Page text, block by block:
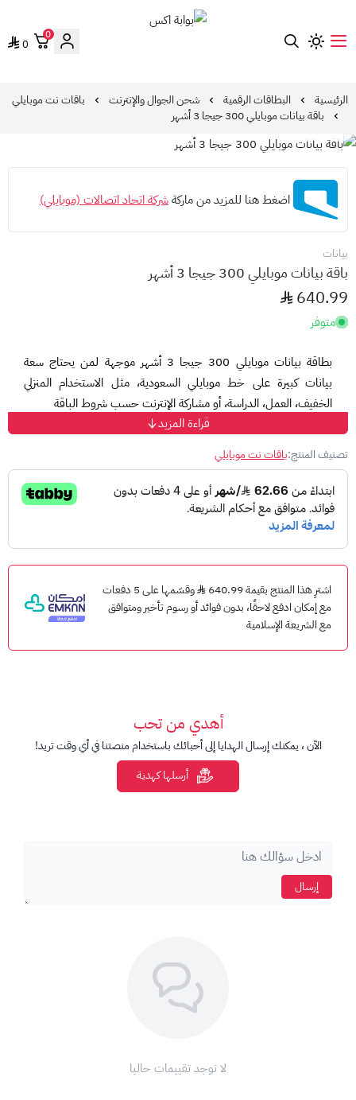
0
0
الرئيسية البطاقات الرقمية شحن الجوال والإنترنت
باقات نت موبايلي
باقة بيانات موبايلي 300 جيجا 3 أشهر
اضغط هنا للمزيد من ماركةشركة اتحاد اتصالات (موبايلي)
بيانات
باقة بيانات موبايلي 300 جيجا 3 أشهر
640.99
متوفر
بطاقة بيانات موبايلي 300 جيجا 3 أشهر موجهة لمن يحتاج سعة
بيانات كبيرة على خط موبايلي السعودية، مثل الاستخدام المنزلي
الخفيف، العمل، الدراسة، أو مشاركة الإنترنت حسب شروط الباقة
طريقة شحن بطاقة بيانات موبايلي:
افتح لوحة الاتصال في الجوال.
اكتب الكود التالي: *1400*رقم بطاقة الشحن#
اضغط اتصال.
انتظر رسالة تأكيد الشحن من موبايلي.
لشرح طريقة الشحن بالتفصيل:
اقرأ المقالة:دليل بطاقات بيانات موبايلي وطريقة الشحن
قراءة المزيد
تصنيف المنتج:باقات نت موبايلي
اشترِ هذا المنتج بقيمة 640.99
وقسّمها على 5 دفعات
مع إمكان ادفع لاحقًا، بدون فوائد أو رسوم تأخير ومتوافق
مع الشريعة الإسلامية
أهدي من تحب
الآن ، يمكنك إرسال الهدايا إلى أحبائك باستخدام منصتنا في أي وقت تريد!
أرسلها كهدية
إرسال
لا توجد تقييمات حاليا